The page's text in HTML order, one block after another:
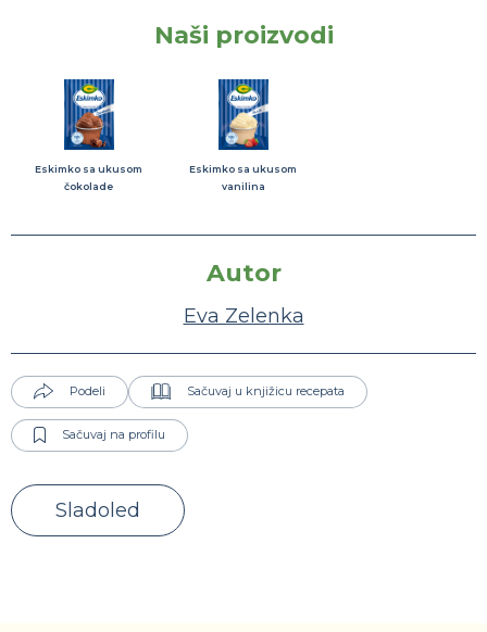
Naši proizvodi
Eskimko sa ukusom
čokolade
Eskimko sa ukusom
vanilina
Autor
Eva Zelenka
Podeli Sačuvaj u knjižicu recepata
Sačuvaj na profilu
Sladoled